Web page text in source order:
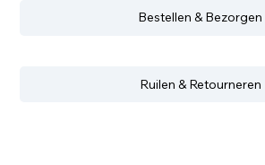
Bestellen & Bezorgen
Ruilen & Retourneren